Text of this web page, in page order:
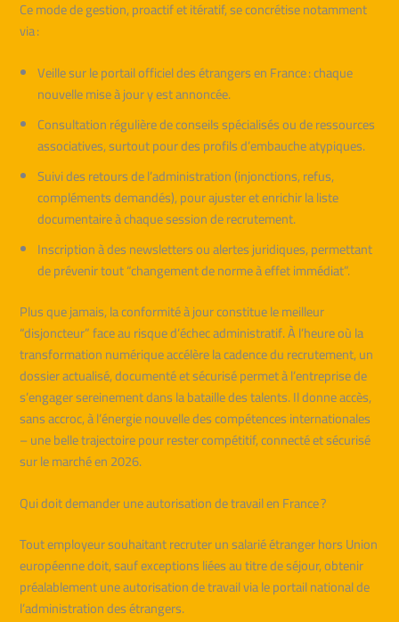
Ce mode de gestion, proactif et itératif, se concrétise notamment
via :
Veille sur le portail officiel des étrangers en France : chaque
nouvelle mise à jour y est annoncée.
Consultation régulière de conseils spécialisés ou de ressources
associatives, surtout pour des profils d’embauche atypiques.
Suivi des retours de l’administration (injonctions, refus,
compléments demandés), pour ajuster et enrichir la liste
documentaire à chaque session de recrutement.
Inscription à des newsletters ou alertes juridiques, permettant
de prévenir tout “changement de norme à effet immédiat”.
Plus que jamais, la conformité à jour constitue le meilleur
“disjoncteur” face au risque d’échec administratif. À l’heure où la
transformation numérique accélère la cadence du recrutement, un
dossier actualisé, documenté et sécurisé permet à l’entreprise de
s’engager sereinement dans la bataille des talents. Il donne accès,
sans accroc, à l’énergie nouvelle des compétences internationales
– une belle trajectoire pour rester compétitif, connecté et sécurisé
sur le marché en 2026.
Qui doit demander une autorisation de travail en France ?
Tout employeur souhaitant recruter un salarié étranger hors Union
européenne doit, sauf exceptions liées au titre de séjour, obtenir
préalablement une autorisation de travail via le portail national de
l’administration des étrangers.